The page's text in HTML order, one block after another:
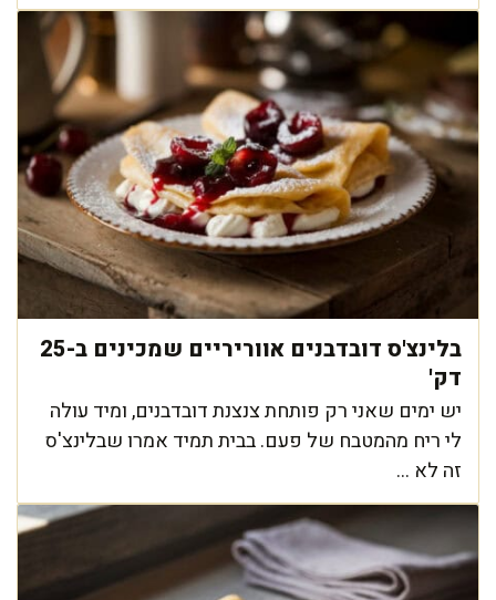
בלינצ'ס דובדבנים אווריריים שמכינים ב-25
דק'
יש ימים שאני רק פותחת צנצנת דובדבנים, ומיד עולה
לי ריח מהמטבח של פעם. בבית תמיד אמרו שבלינצ'ס
זה לא ...